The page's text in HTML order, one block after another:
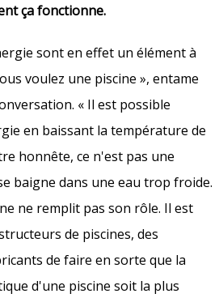
ça fonctionne.
sont en effet un élément à
voulez une piscine », entame
« Il est possible
en baissant la température de
honnête, ce n'est pas une
baigne dans une eau trop froide.
ne remplit pas son rôle. Il est
de piscines, des
de faire en sorte que la
d'une piscine soit la plus